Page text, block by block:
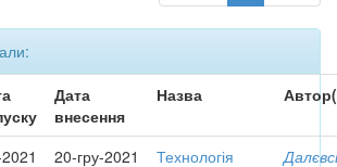
Дата
внесення
Назва
20-гру-2021 Технологія